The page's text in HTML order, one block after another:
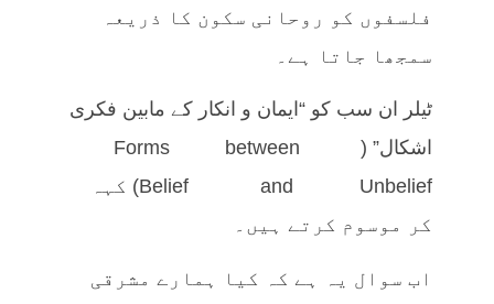
فلسفوں کو روحانی سکون کا ذریعہ
سمجھا جاتا ہے۔
ٹیلر ان سب کو “ایمان و انکار کے مابین فکری
اشکال” (Forms between
Belief and Unbelief) کہہ
کر موسوم کرتے ہیں۔
اب سوال یہ ہے کہ کیا ہمارے مشرقی